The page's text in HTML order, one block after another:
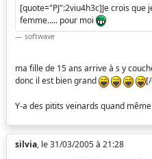
[quote="PJ":2viu4h3c]Je crois
femme..... pour moi
softwave
ma fille de 15 ans arrive à s y
donc il est bien grand
Y-a des pitits veinards quand même
silvia, le 31/03/2005 à 21:28